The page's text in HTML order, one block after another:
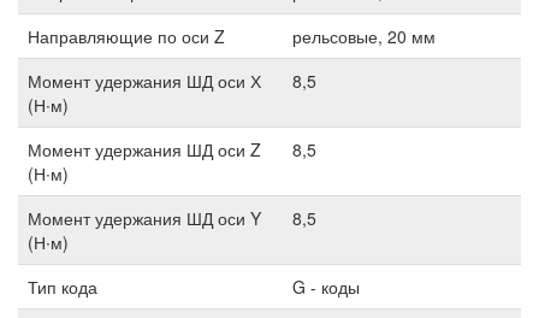
Направляющие по оси Z
рельсовые, 20 мм
Момент удержания ШД оси Х
(Н∙м)
8,5
Момент удержания ШД оси Z
(Н∙м)
8,5
Момент удержания ШД оси Y
(Н∙м)
8,5
Тип кода
G - коды